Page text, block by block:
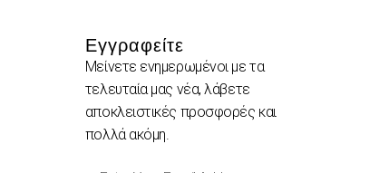
Εγγραφείτε
Μείνετε ενημερωμένοι με τα
τελευταία μας νέα, λάβετε
αποκλειστικές προσφορές και
πολλά ακόμη.